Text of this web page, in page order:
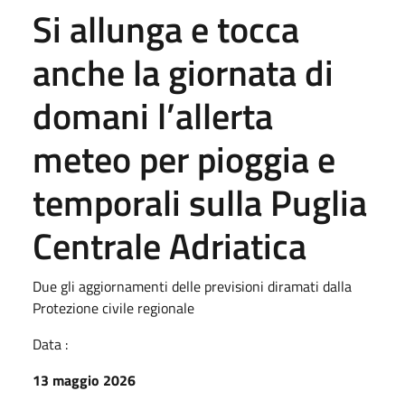
Si allunga e tocca
anche la giornata di
domani l’allerta
meteo per pioggia e
temporali sulla Puglia
Centrale Adriatica
Due gli aggiornamenti delle previsioni diramati dalla
Protezione civile regionale
Data :
13 maggio 2026